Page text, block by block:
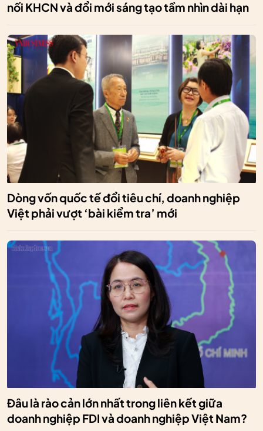
nối KHCN và đổi mới sáng tạo tầm nhìn dài hạn
Dòng vốn quốc tế đổi tiêu chí, doanh nghiệp
Việt phải vượt ‘bài kiểm tra’ mới
Đâu là rào cản lớn nhất trong liên kết giữa
doanh nghiệp FDI và doanh nghiệp Việt Nam?